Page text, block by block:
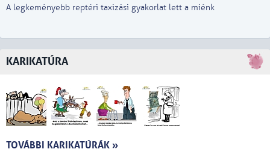
A legkeményebb reptéri taxizási gyakorlat lett a miénk
KARIKATÚRA
TOVÁBBI KARIKATÚRÁK »